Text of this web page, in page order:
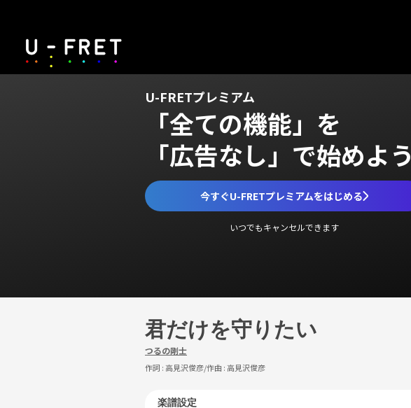
U-FRETプレミアム
「全ての機能」を
「広告なし」で始めよう
今すぐU-FRETプレミアムをはじめる
いつでもキャンセルできます
君だけを守りたい
つるの剛士
作詞 : 高見沢俊彦/作曲 : 高見沢俊彦
楽譜設定